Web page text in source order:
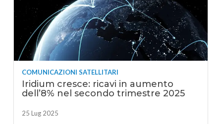
COMUNICAZIONI SATELLITARI
Iridium cresce: ricavi in aumento
dell’8% nel secondo trimestre 2025
25 Lug 2025